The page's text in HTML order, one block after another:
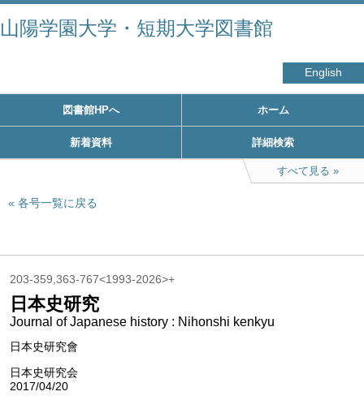
山陽学園大学・短期大学図書館
English
図書館HPへ ホーム
新着資料 詳細検索
すべて見る
各号一覧に戻る
203-359,363-767<1993-2026>+
日本史研究
Journal of Japanese history : Nihonshi kenkyu
日本史研究會
日本史研究会
2017/04/20